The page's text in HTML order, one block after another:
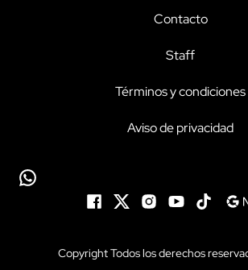
Contacto
Staff
Términos y condiciones
Aviso de privacidad
Copyright Todos los derechos